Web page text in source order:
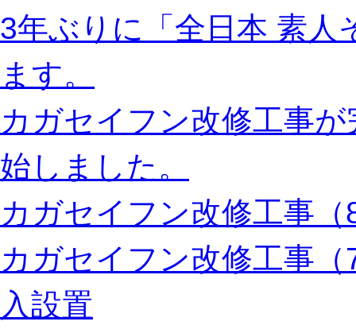
3年ぶりに「全日本 素人
ます。
カガセイフン改修工事
始しました。
カガセイフン改修工事
カガセイフン改修工事
入設置